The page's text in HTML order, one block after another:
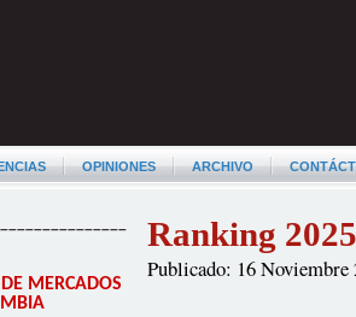
OPINIONES ARCHIVO
MERCADOS
Ranking
Publicado: 16 Noviembre